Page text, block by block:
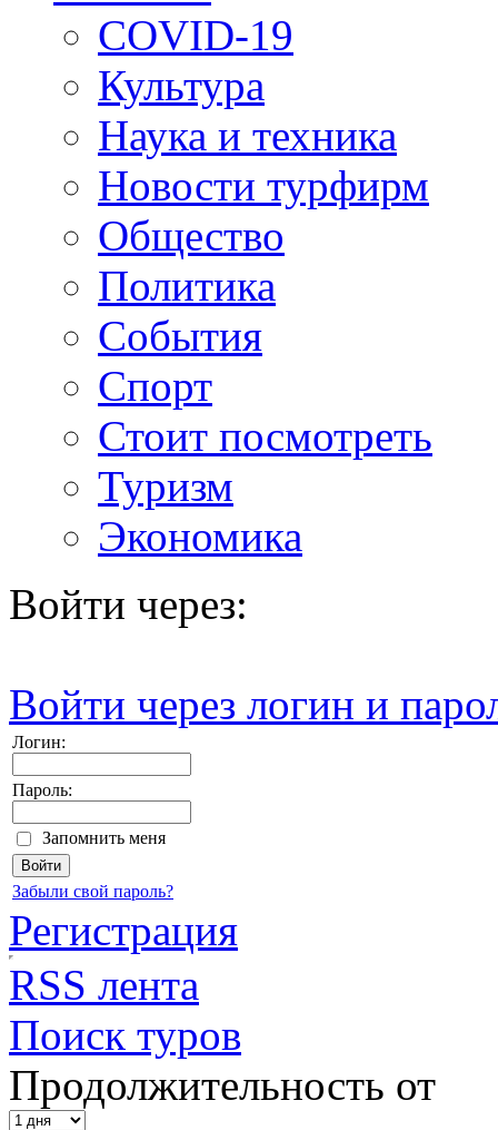
COVID-19
Культура
Наука и техника
Новости турфирм
Общество
Политика
События
Спорт
Стоит посмотреть
Туризм
Экономика
Войти через:
Войти через логин и
Логин:
Пароль:
Запомнить меня
Забыли свой пароль?
Регистрация
RSS лента
Поиск туров
Продолжительность от